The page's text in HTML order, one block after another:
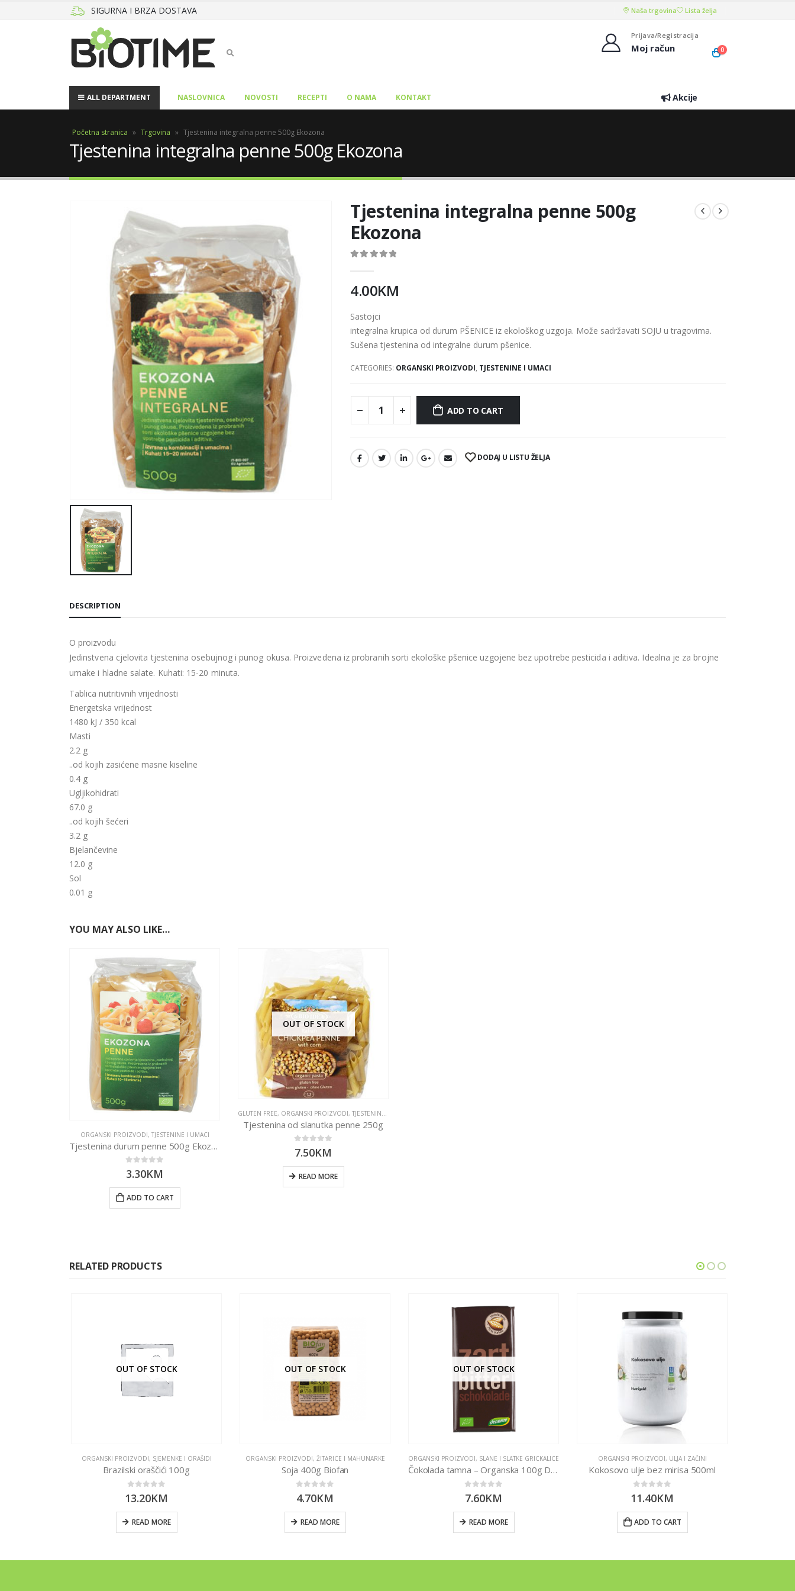
SIGURNA I BRZA DOSTAVA Naša trgovina Lista želja
Prijava/Registracija
Moj račun 0
ALL DEPARTMENT NASLOVNICA NOVOSTI RECEPTI O NAMA KONTAKT Akcije
Početna stranica » Trgovina » Tjestenina integralna penne 500g Ekozona
Tjestenina integralna penne 500g Ekozona
Tjestenina integralna penne 500g
Ekozona
4.00KM
Sastojci
integralna krupica od durum PŠENICE iz ekološkog uzgoja. Može sadržavati SOJU u tragovima.
Sušena tjestenina od integralne durum pšenice.
CATEGORIES: ORGANSKI PROIZVODI, TJESTENINE I UMACI
ADD TO CART
DODAJ U LISTU ŽELJA
DESCRIPTION
O proizvodu
Jedinstvena cjelovita tjestenina osebujnog i punog okusa. Proizvedena iz probranih sorti ekološke pšenice uzgojene bez upotrebe pesticida i aditiva. Idealna je za brojne
umake i hladne salate. Kuhati: 15-20 minuta.
Tablica nutritivnih vrijednosti
Energetska vrijednost
1480 kJ / 350 kcal
Masti
2.2 g
..od kojih zasićene masne kiseline
0.4 g
Ugljikohidrati
67.0 g
..od kojih šećeri
3.2 g
Bjelančevine
12.0 g
Sol
0.01 g
YOU MAY ALSO LIKE…
ORGANSKI PROIZVODI, TJESTENINE I UMACI
Tjestenina durum penne 500g Ekozona
0out of 5
3.30KM
ADD TO CART
OUT OF STOCK
GLUTEN FREE, ORGANSKI PROIZVODI, TJESTENINE I UMACI
Tjestenina od slanutka penne 250g
0out of 5
7.50KM
READ MORE
RELATED PRODUCTS
OUT OF STOCK
ORGANSKI PROIZVODI, SJEMENKE I ORAŠIDI
Brazilski oraščići 100g
13.20KM
READ MORE
OUT OF STOCK
ORGANSKI PROIZVODI, ŽITARICE I MAHUNARKE
Soja 400g Biofan
4.70KM
READ MORE
OUT OF STOCK
ORGANSKI PROIZVODI, SLANE I SLATKE GRICKALICE
Čokolada tamna – Organska 100g Dennree
7.60KM
READ MORE
ORGANSKI PROIZVODI, ULJA I ZAČINI
Kokosovo ulje bez mirisa 500ml
11.40KM
ADD TO CART